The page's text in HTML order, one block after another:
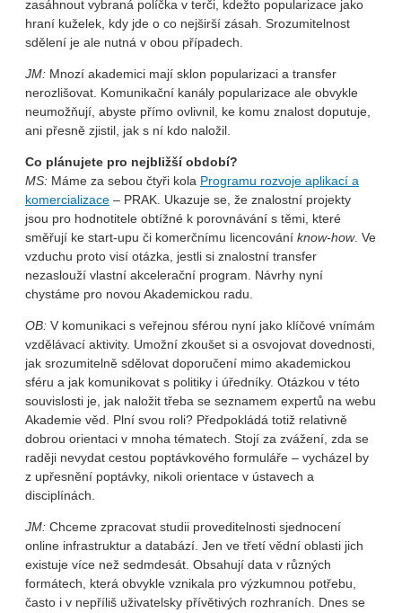
zasáhnout vybraná políčka v terči, kdežto popularizace jako
hraní kuželek, kdy jde o co nejširší zásah. Srozumitelnost
sdělení je ale nutná v obou případech.
JM: Mnozí akademici mají sklon popularizaci a transfer
nerozlišovat. Komunikační kanály popularizace ale obvykle
neumožňují, abyste přímo ovlivnil, ke komu znalost doputuje,
ani přesně zjistil, jak s ní kdo naložil.
Co plánujete pro nejbližší období?
MS: Máme za sebou čtyři kola Programu rozvoje aplikací a
komercializace – PRAK. Ukazuje se, že znalostní projekty
jsou pro hodnotitele obtížné k porovnávání s těmi, které
směřují ke start-upu či komerčnímu licencování know-how. Ve
vzduchu proto visí otázka, jestli si znalostní transfer
nezaslouží vlastní akcelerační program. Návrhy nyní
chystáme pro novou Akademickou radu.
OB: V komunikaci s veřejnou sférou nyní jako klíčové vnímám
vzdělávací aktivity. Umožní zkoušet si a osvojovat dovednosti,
jak srozumitelně sdělovat doporučení mimo akademickou
sféru a jak komunikovat s politiky i úředníky. Otázkou v této
souvislosti je, jak naložit třeba se seznamem expertů na webu
Akademie věd. Plní svou roli? Předpokládá totiž relativně
dobrou orientaci v mnoha tématech. Stojí za zvážení, zda se
raději nevydat cestou poptávkového formuláře – vycházel by
z upřesnění poptávky, nikoli orientace v ústavech a
disciplínách.
JM: Chceme zpracovat studii proveditelnosti sjednocení
online infrastruktur a databází. Jen ve třetí vědní oblasti jich
existuje více než sedmdesát. Obsahují data v různých
formátech, která obvykle vznikala pro výzkumnou potřebu,
často i v nepříliš uživatelsky přívětivých rozhraních. Dnes se